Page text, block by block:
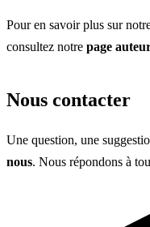
Pour en savoir plus sur
consultez notre page
Nous contacter
Une question, une
nous. Nous répondons à